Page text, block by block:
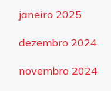
janeiro 2025
dezembro 2024
novembro 2024